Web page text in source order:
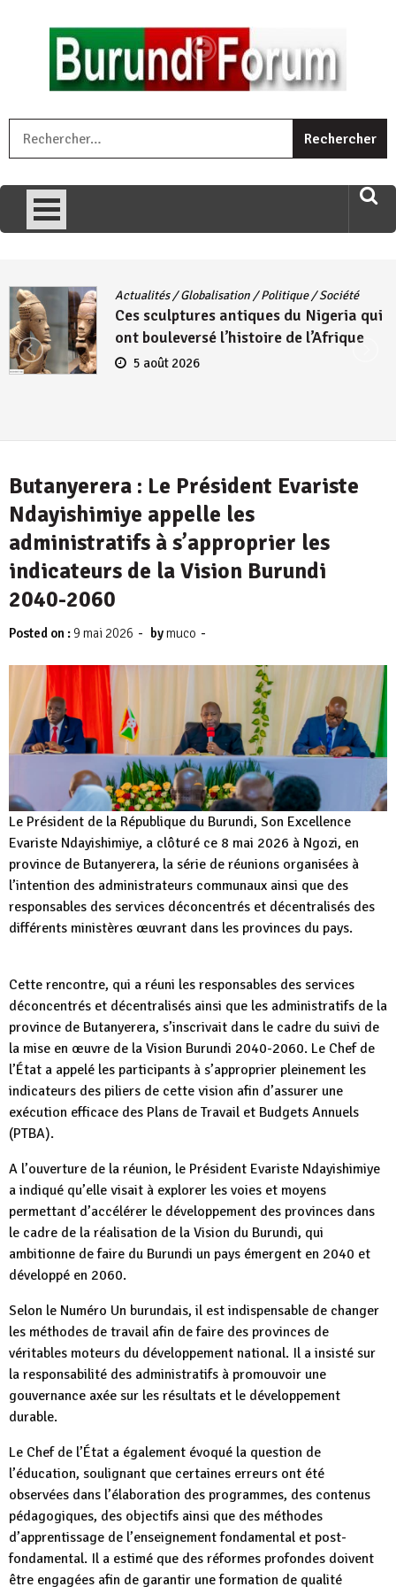
umariye umuryango wawe canke igihugu cakwibarutse .Wewe
uri ngaha ndagusigiye iki kibazo : Uriko ukora iki kugira ngo
Actualités/Globalisation /Politique/Société
Ces sculptures antiques du Nigeria qui
ont bouleversé l’histoire de l’Afrique
5 août 2026
Butanyerera : Le Président Evariste
Ndayishimiye appelle les
administratifs à s’approprier les
indicateurs de la Vision Burundi
2040-2060
Posted on :9 mai 2026 - bymuco -
Le Président de la République du Burundi, Son Excellence
Evariste Ndayishimiye, a clôturé ce 8 mai 2026 à Ngozi, en
province de Butanyerera, la série de réunions organisées à
l’intention des administrateurs communaux ainsi que des
responsables des services déconcentrés et décentralisés des
différents ministères œuvrant dans les provinces du pays.
Cette rencontre, qui a réuni les responsables des services
déconcentrés et décentralisés ainsi que les administratifs de la
province de Butanyerera, s’inscrivait dans le cadre du suivi de
la mise en œuvre de la Vision Burundi 2040-2060. Le Chef de
l’État a appelé les participants à s’approprier pleinement les
indicateurs des piliers de cette vision afin d’assurer une
exécution efficace des Plans de Travail et Budgets Annuels
(PTBA).
A l’ouverture de la réunion, le Président Evariste Ndayishimiye
a indiqué qu’elle visait à explorer les voies et moyens
permettant d’accélérer le développement des provinces dans
le cadre de la réalisation de la Vision du Burundi, qui
ambitionne de faire du Burundi un pays émergent en 2040 et
développé en 2060.
Selon le Numéro Un burundais, il est indispensable de changer
les méthodes de travail afin de faire des provinces de
véritables moteurs du développement national. Il a insisté sur
la responsabilité des administratifs à promouvoir une
gouvernance axée sur les résultats et le développement
durable.
Le Chef de l’État a également évoqué la question de
l’éducation, soulignant que certaines erreurs ont été
observées dans l’élaboration des programmes, des contenus
pédagogiques, des objectifs ainsi que des méthodes
d’apprentissage de l’enseignement fondamental et post-
fondamental. Il a estimé que des réformes profondes doivent
être engagées afin de garantir une formation de qualité